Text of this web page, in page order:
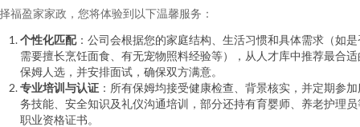
福盈家家政，您将体验到以下温馨服务：
个性化匹配：公司会根据您的家庭结构、生活习惯和具体需求（如是
需要擅长烹饪面食、有无宠物照料经验等），从人才库中推荐最合适
保姆人选，并安排面试，确保双方满意。
专业培训与认证 ：所有保姆均接受健康检查、背景核实，并定期参加
务技能、安全知识及礼仪沟通培训，部分还持有育婴师、养老护理员
职业资格证书。